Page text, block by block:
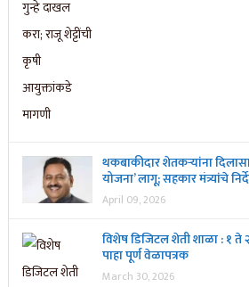
थकबाकीदार शेतकऱ्यांना
योजना’ लागू; सहकार मंत्र्यांचे
April 09, 2026
विशेष डिजिटल शेती शाळा : १ ते
पाहा पूर्ण वेळापत्रक
March 30, 2026